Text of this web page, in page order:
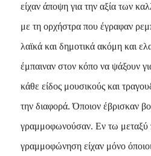
είχαν άποψη για την αξία των
με τη ορχήστρα που έγραφαν
λαϊκά και δημοτικά ακόμη και
έμπαιναν στον κόπο να ψάξουν
κάθε είδος μουσικούς και
την διαφορά. Όποιον έβρισκαν
γραμμοφωνούσαν. Eν τω
γραμμοφώνηση είχαν μόνο